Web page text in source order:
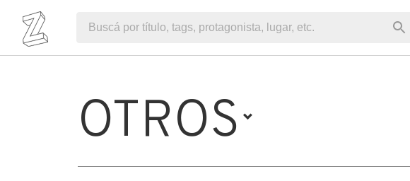
OTROS